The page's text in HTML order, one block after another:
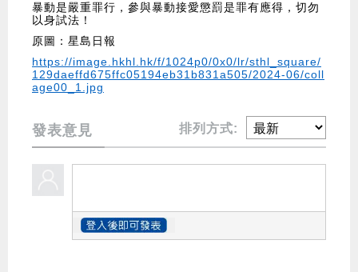
暴動是嚴重罪行，參與暴動接愛懲罰是罪有應得，切勿
以身試法！
原圖：星島日報
https://image.hkhl.hk/f/1024p0/0x0/lr/sthl_square/
129daeffd675ffc05194eb31b831a505/2024-06/coll
age00_1.jpg
發表意見 排列方式: